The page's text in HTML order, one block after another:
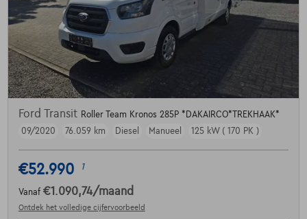
Ford Transit Roller Team Kronos 285P *DAKAIRCO*TREKHAAK*
09/2020
76.059 km Diesel Manueel 125 kW ( 170 PK )
€52.990 1
Vanaf €1.090,74/maand
Ontdek het volledige cijfervoorbeeld